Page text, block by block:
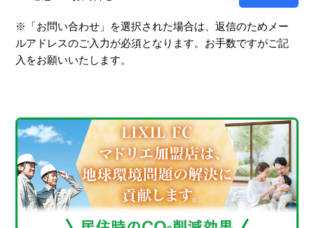
※「お問い合わせ」を選択された場合は、返信のためメー
ルアドレスのご入力が必須となります。お手数ですがご記
入をお願いいたします。